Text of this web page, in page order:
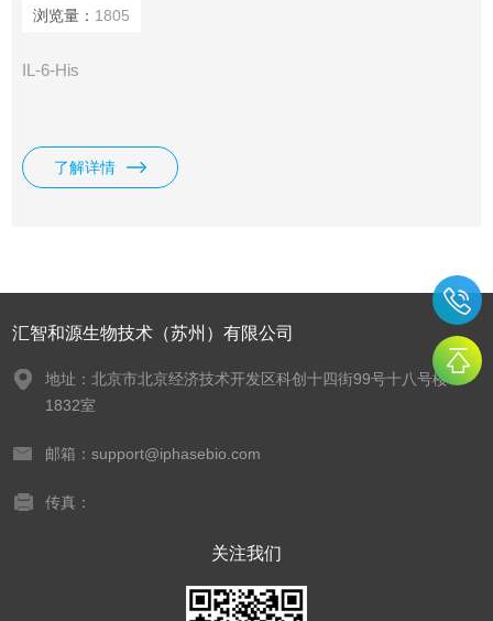
浏览量： 1805
IL-6-His
了解详情
汇智和源生物技术（苏州）有限公司
地址：北京市北京经济技术开发区科创十四街99号十八号楼
1832室
邮箱：support@iphasebio.com
传真：
关注我们